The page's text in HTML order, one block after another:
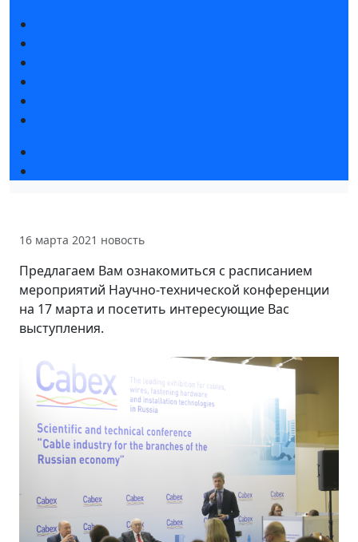
16 марта 2021 новость
Предлагаем Вам ознакомиться с расписанием
мероприятий Научно-технической конференции
на 17 марта и посетить интересующие Вас
выступления.